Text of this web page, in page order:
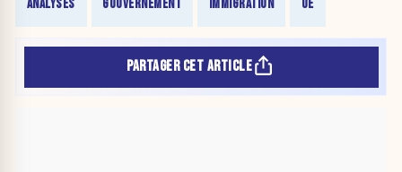
ANALYSES GOUVERNEMENT IMMIGRATION UE
PARTAGER CET ARTICLE